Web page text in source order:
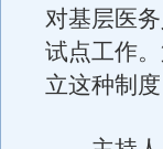
对基层医
试点工作
立这种制